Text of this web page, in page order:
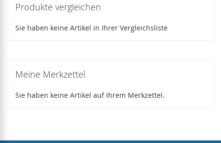
Produkte vergleichen
Sie haben keine Artikel in Ihrer Vergleichsliste
Meine Merkzettel
Sie haben keine Artikel auf Ihrem Merkzettel.